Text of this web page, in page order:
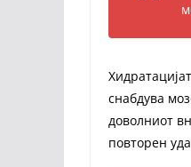
снабдува
доволниот
повторен